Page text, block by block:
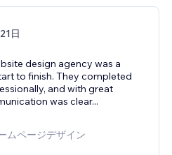
日
design agency was a
to finish. They completed
and with great
was clear...
ムページデザイン